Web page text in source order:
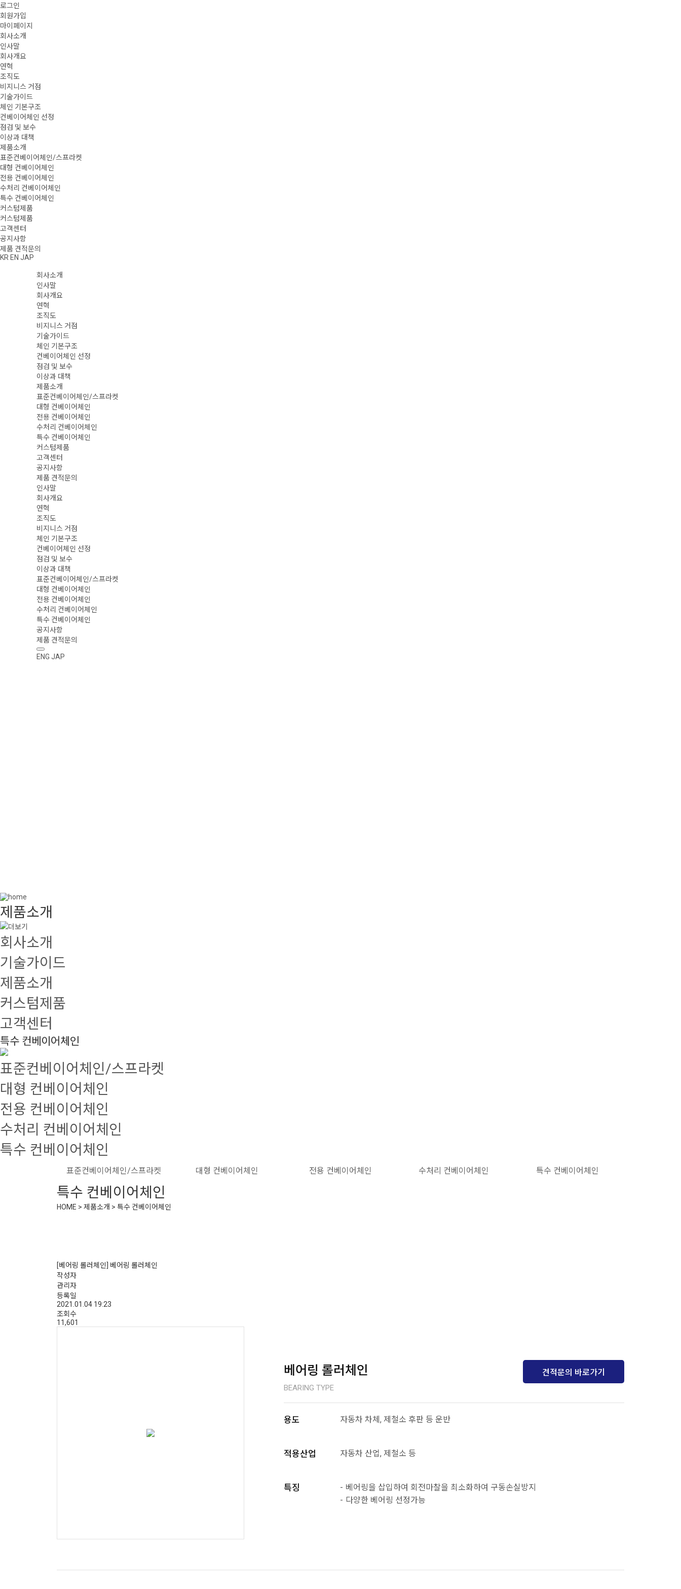
로그인
회원가입
마이페이지
회사소개
인사말
회사개요
연혁
조직도
비지니스 거점
기술가이드
체인 기본구조
컨베이어체인 선정
점검 및 보수
이상과 대책
제품소개
표준컨베이어체인/스프라켓
대형 컨베이어체인
전용 컨베이어체인
수처리 컨베이어체인
특수 컨베이어체인
커스텀제품
커스텀제품
고객센터
공지사항
제품 견적문의
KR EN JAP
회사소개
인사말
회사개요
연혁
조직도
비지니스 거점
기술가이드
체인 기본구조
컨베이어체인 선정
점검 및 보수
이상과 대책
제품소개
표준컨베이어체인/스프라켓
대형 컨베이어체인
전용 컨베이어체인
수처리 컨베이어체인
특수 컨베이어체인
커스텀제품
고객센터
공지사항
제품 견적문의
인사말
회사개요
연혁
조직도
비지니스 거점
체인 기본구조
컨베이어체인 선정
점검 및 보수
이상과 대책
표준컨베이어체인/스프라켓
대형 컨베이어체인
전용 컨베이어체인
수처리 컨베이어체인
특수 컨베이어체인
공지사항
제품 견적문의
ENG JAP
제품소개
회사소개
기술가이드
제품소개
커스텀제품
고객센터
특수 컨베이어체인
표준컨베이어체인/스프라켓
대형 컨베이어체인
전용 컨베이어체인
수처리 컨베이어체인
특수 컨베이어체인
표준컨베이어체인/스프라켓 대형 컨베이어체인 전용 컨베이어체인 수처리 컨베이어체인 특수 컨베이어체인
특수 컨베이어체인
HOME > 제품소개 > 특수 컨베이어체인
[베어링 롤러체인] 베어링 롤러체인
작성자
관리자
등록일
2021.01.04 19:23
조회수
11,601
베어링 롤러체인
BEARING TYPE
견적문의 바로가기
용도 자동차 차체, 제철소 후판 등 운반
적용산업 자동차 산업, 제철소 등
특징
베어링을 삽입하여 회전마찰을 최소화하여 구동손실방지
다양한 베어링 선정가능